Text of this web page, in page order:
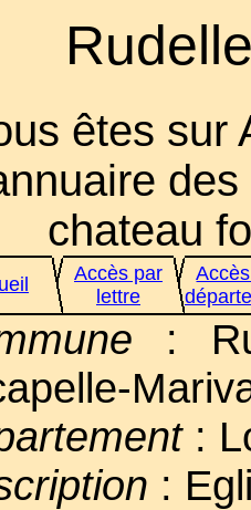
êtes sur
chateau
Accès par
lettre
:
:
: